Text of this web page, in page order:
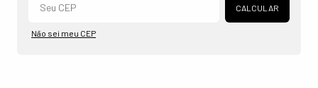
CALCULAR
Não sei meu CEP